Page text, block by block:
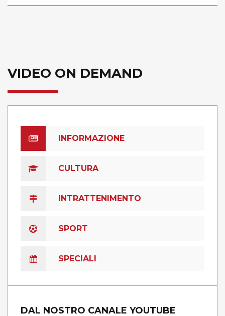
VIDEO ON DEMAND
INFORMAZIONE
CULTURA
INTRATTENIMENTO
SPORT
SPECIALI
DAL NOSTRO CANALE YOUTUBE